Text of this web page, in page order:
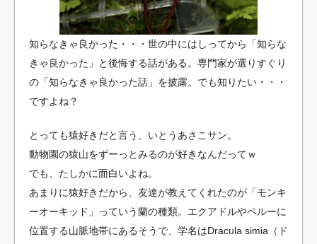
知らなきゃ良かった・・・世の中にはしってから「知らな
きゃ良かった」と後悔する話がある。専門家が選りすぐり
の「知らなきゃ良かった話」を披露。でも知りたい・・・
ですよね？
とっても猿好きだと言う、いとうあさこサン。
動物園の猿山をずーっとみるのが好きなんだってｗ
でも、たしかに面白いよね。
あまりに猿好きだから、友達が教えてくれたのが「モンキ
ーオーキッド」っていう蘭の種類。エクアドルやペルーに
位置する山脈地帯にあるそうで、学名はDracula simia（ド